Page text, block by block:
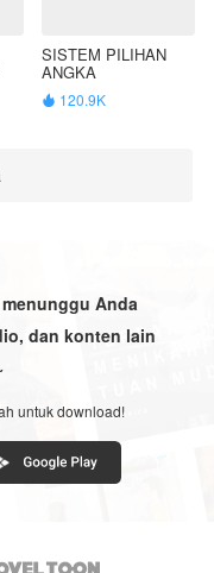
SISTEM PILIHAN
ANGKA
 120.9K
Anda
dan konten lain
untuk download!